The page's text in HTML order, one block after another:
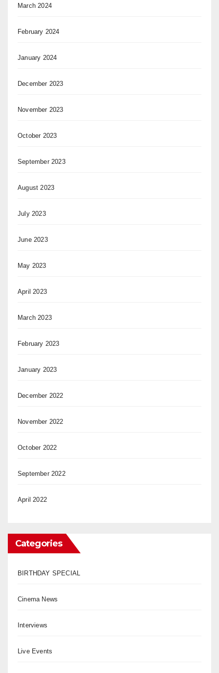
March 2024
February 2024
January 2024
December 2023
November 2023
October 2023
September 2023
August 2023
July 2023
June 2023
May 2023
April 2023
March 2023
February 2023
January 2023
December 2022
November 2022
October 2022
September 2022
April 2022
Categories
BIRTHDAY SPECIAL
Cinema News
Interviews
Live Events